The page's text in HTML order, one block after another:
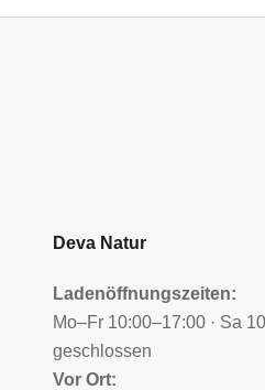
Deva Natur
Ladenöffnungszeiten:
Mo–Fr 10:00–17:00 · Sa
geschlossen
Vor Ort: